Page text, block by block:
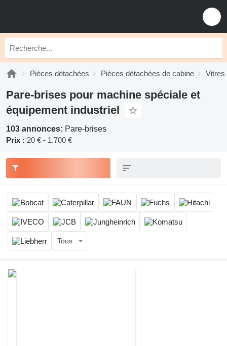
Pièces détachées Pièces détachées de cabine Vitres
Pare-brises pour machine spéciale et
équipement industriel
103 annonces: Pare-brises
Prix : 20 € - 1.700 €
Tous